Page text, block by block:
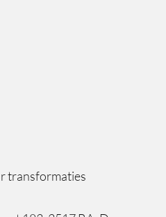
transformaties